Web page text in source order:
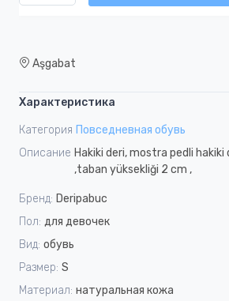
Aşgabat
Характеристика
Категория Повседневная обувь
Описание Hakiki deri, mostra pedli
,taban yüksekliği 2 cm ,
Бренд: Deripabuc
Пол: для девочек
Вид: обувь
Размер: S
Материал: натуральная кожа